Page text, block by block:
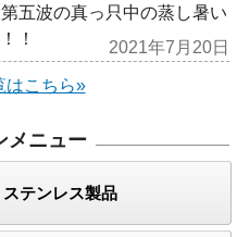
五波の真っ只中の蒸し暑い
！
2021年7月20日
はこちら»
メニュー
ステンレス製品